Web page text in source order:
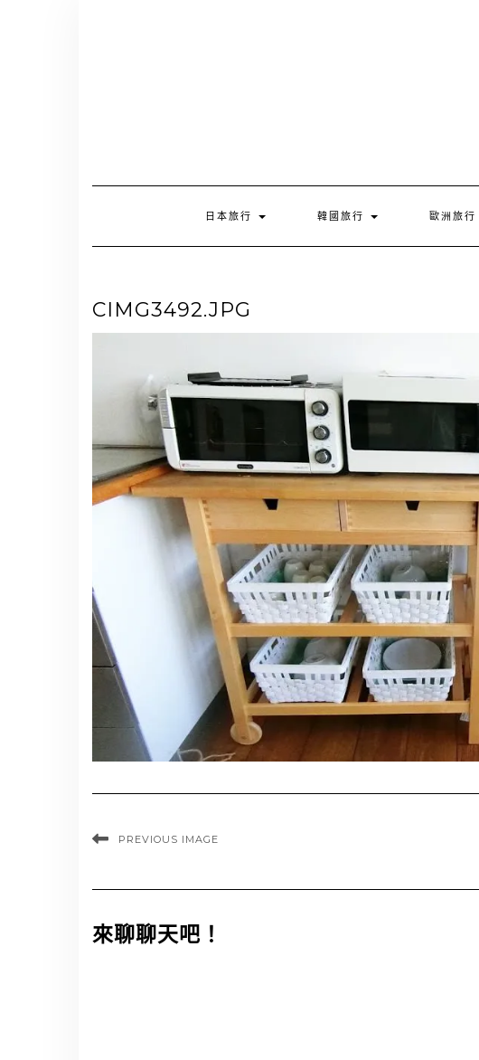
日本旅行 韓國旅行 歐洲旅行
CIMG3492.JPG
PREVIOUS IMAGE
來聊聊天吧！